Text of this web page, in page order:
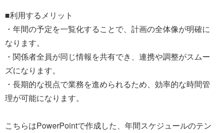
■利用するメリット
・年間の予定を一覧化することで、計画の全体像が明確に
なります。
・関係者全員が同じ情報を共有でき、連携や調整がスムー
ズになります。
・長期的な視点で業務を進められるため、効率的な時間管
理が可能になります。
こちらはPowerPointで作成した、年間スケジュールのテン